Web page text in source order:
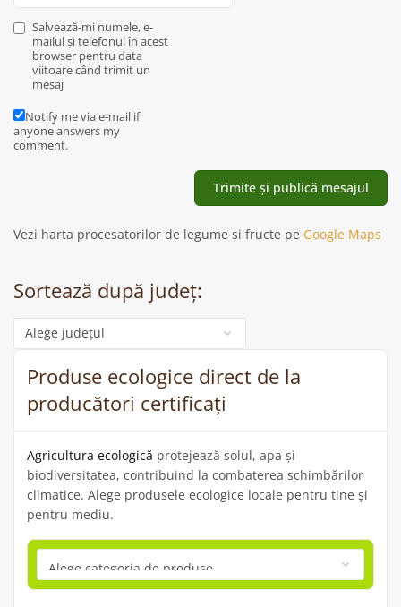
Salvează-mi numele, e-
mailul și telefonul în acest
browser pentru data
viitoare când trimit un
mesaj
Notify me via e-mail if
anyone answers my
comment.
Vezi harta procesatorilor de legume și fructe pe Google Maps
Sortează după județ:
Categorie
Produse ecologice direct de la
producători certificați
Agricultura ecologică protejează solul, apa și
biodiversitatea, contribuind la combaterea schimbărilor
climatice. Alege produsele ecologice locale pentru tine și
pentru mediu.